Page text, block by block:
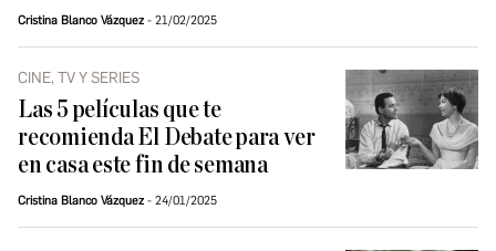
Cristina Blanco Vázquez 21/02/2025
CINE, TV Y SERIES
Las 5 películas que te
recomienda El Debate para ver
en casa este fin de semana
Cristina Blanco Vázquez 24/01/2025